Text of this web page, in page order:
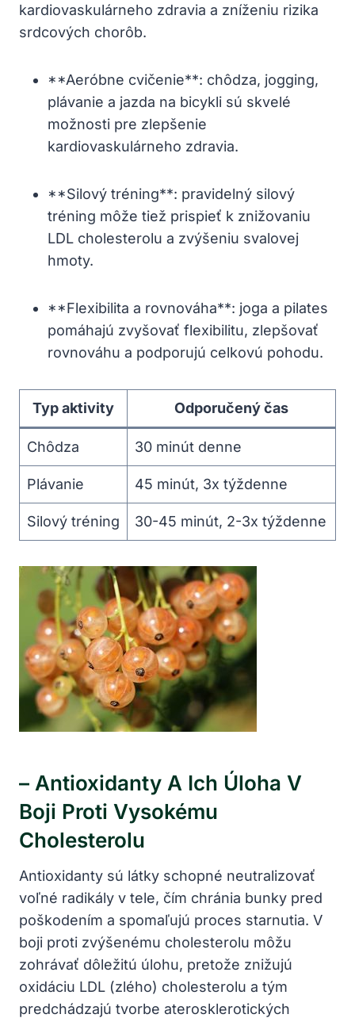
kardiovaskulárneho zdravia a zníženiu rizika
srdcových chorôb.
**Aeróbne cvičenie**: chôdza, ⁢jogging,⁤
plávanie a jazda na ‍bicykli sú skvelé
možnosti pre ​zlepšenie
kardiovaskulárneho ⁢zdravia.
**Silový ⁢tréning**: pravidelný silový
tréning môže tiež prispieť k znižovaniu
LDL cholesterolu a zvýšeniu svalovej
hmoty.
**Flexibilita⁤ a rovnováha**: joga a pilates
pomáhajú zvyšovať flexibilitu, ⁣zlepšovať⁣
rovnováhu a podporujú celkovú pohodu.
Typ aktivity Odporučený čas
Chôdza 30 ⁤minút ‍denne
Plávanie 45 minút, 3x týždenne
Silový tréning 30-45 minút, 2-3x týždenne
– ⁤Antioxidanty A Ich Úloha V
Boji Proti Vysokému
Cholesterolu
Antioxidanty sú‌ látky schopné ‍neutralizovať
voľné radikály v tele, ​čím ‌chránia ⁣bunky ​pred‍
poškodením a spomaľujú proces starnutia. V
boji‍ proti zvýšenému cholesterolu môžu
zohrávať dôležitú úlohu, pretože znižujú
oxidáciu LDL (zlého) ⁢cholesterolu ⁣a‍ tým
predchádzajú tvorbe‍ aterosklerotických